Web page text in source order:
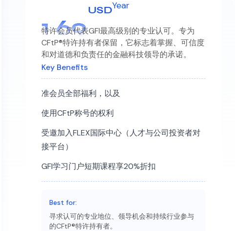
1 69
USDYear
特许会员代表GFI最高级别的专业认可。专为
CFtP®特许持有者保留，它标志着掌握、可信度
和对道德和负责任的金融科技领导的承诺。
Key Benefits
准会员全部福利，以及
使用CFtP称号的权利
受邀加入FLEX国际中心（人才与公司投资者对
接平台）
GFI学习门户短期课程享20%折扣
Best for:
寻求认可的专业地位、领导机会和持续行业参与
的CFtP®特许持有者。